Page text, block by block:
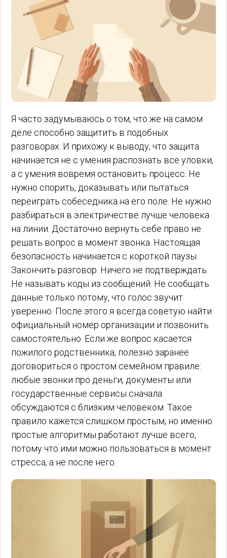
Я часто задумываюсь о том, что же на самом
деле способно защитить в подобных
разговорах. И прихожу к выводу, что защита
начинается не с умения распознать все уловки,
а с умения вовремя остановить процесс. Не
нужно спорить, доказывать или пытаться
переиграть собеседника на его поле. Не нужно
разбираться в электричестве лучше человека
на линии. Достаточно вернуть себе право не
решать вопрос в момент звонка. Настоящая
безопасность начинается с короткой паузы.
Закончить разговор. Ничего не подтверждать.
Не называть коды из сообщений. Не сообщать
данные только потому, что голос звучит
уверенно. После этого я всегда советую найти
официальный номер организации и позвонить
самостоятельно. Если же вопрос касается
пожилого родственника, полезно заранее
договориться о простом семейном правиле:
любые звонки про деньги, документы или
государственные сервисы сначала
обсуждаются с близким человеком. Такое
правило кажется слишком простым, но именно
простые алгоритмы работают лучше всего,
потому что ими можно пользоваться в момент
стресса, а не после него.